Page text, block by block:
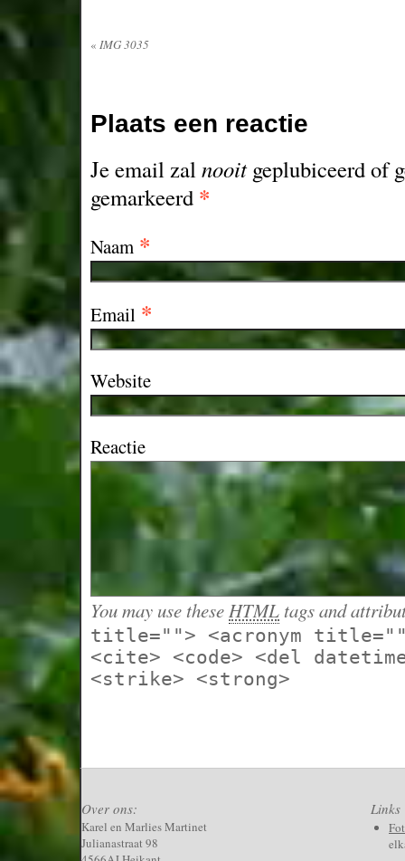
« IMG 3035
Plaats een reactie
Je email zalnooitgeplubiceerd of
gemarkeerd *
Naam *
Email *
Website
Reactie
You may use theseHTML tags and
title=""> <acronym
<cite> <code> <del
<strike> <strong>
Over ons:
Karel en Marlies Martinet
Julianastraat 98
Links